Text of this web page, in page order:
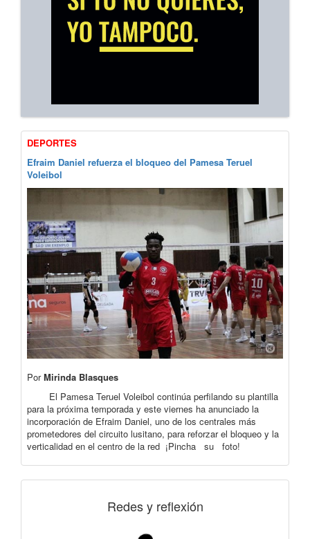
DEPORTES
Efraim Daniel refuerza el bloqueo del Pamesa Teruel
Voleibol
PorMirinda Blasques
El Pamesa Teruel Voleibol continúa perfilando su plantilla
para la próxima temporada y este viernes ha anunciado la
incorporación de Efraim Daniel, uno de los centrales más
prometedores del circuito lusitano, para reforzar el bloqueo y la
verticalidad en el centro de la red ¡Pincha su foto!
Redes y reflexión